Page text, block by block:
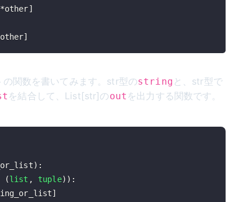
*other]
other]
関数を書いてみます。str型のstring と、str型で
を結合して、List[str]のout を出力する関数です。
) :
(list , tuple) ) :
]